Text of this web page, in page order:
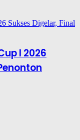
I 2026